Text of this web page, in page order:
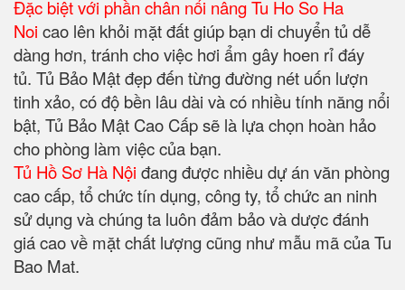
Đặc biệt với phần chân nổi nâng Tu Ho So Ha
Noi cao lên khỏi mặt đất giúp bạn di chuyển tủ dễ
dàng hơn, tránh cho việc hơi ẩm gây hoen rỉ đáy
tủ. Tủ Bảo Mật đẹp đến từng đường nét uốn lượn
tinh xảo, có độ bền lâu dài và có nhiều tính năng nổi
bật, Tủ Bảo Mật Cao Cấp sẽ là lựa chọn hoàn hảo
cho phòng làm việc của bạn.
Tủ Hồ Sơ Hà Nội đang được nhiều dự án văn phòng
cao cấp, tổ chức tín dụng, công ty, tổ chức an ninh
sử dụng và chúng ta luôn đảm bảo và dược đánh
giá cao về mặt chất lượng cũng như mẫu mã của Tu
Bao Mat.